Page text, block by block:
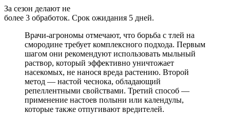
За сезон делают не
более 3 обработок. Срок ожидания 5 дней.
Врачи-агрономы отмечают, что борьба с тлей на
смородине требует комплексного подхода. Первым
шагом они рекомендуют использовать мыльный
раствор, который эффективно уничтожает
насекомых, не нанося вреда растению. Второй
метод — настой чеснока, обладающий
репеллентными свойствами. Третий способ —
применение настоев полыни или календулы,
которые также отпугивают вредителей.